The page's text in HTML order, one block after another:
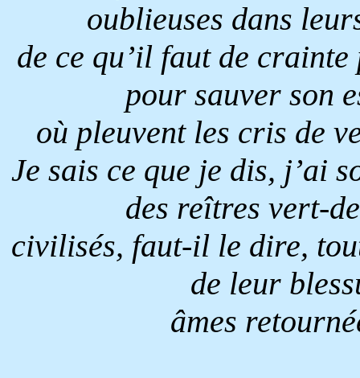
oublieuses dans
de ce qu’il faut de
pour sauver son
où pleuvent les cris de
Je sais ce que je dis, j’ai
des reîtres vert-
civilisés, faut-il le dire,
de leur
âmes